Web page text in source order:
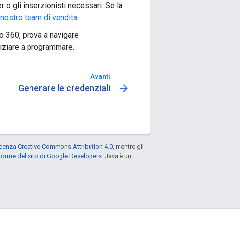
o gli inserzionisti necessari. Se la
team di vendita.
360, prova a navigare
a programmare.
Avanti
Generare le credenziali arrow_forward
Creative Commons Attribution 4.0 , mentre gli
del sito di Google Developers . Java è un